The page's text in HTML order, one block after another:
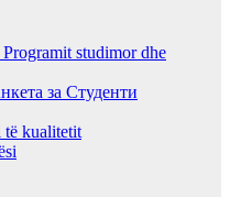
studimor dhe
за Студенти
kualitetit